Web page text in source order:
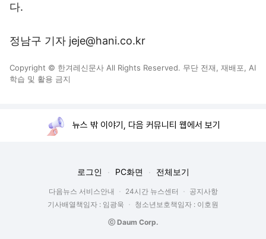
다.
정남구 기자 jeje@hani.co.kr
Copyright © 한겨레신문사 All Rights Reserved. 무단 전재, 재배포, AI
학습 및 활용 금지
뉴스 밖 이야기, 다음 커뮤니티 웹에서 보기
로그인 PC화면 전체보기
다음뉴스 서비스안내 24시간 뉴스센터
공지사항
기사배열책임자 : 임광욱
청소년보호책임자 : 이호원
ⓒ Daum Corp.